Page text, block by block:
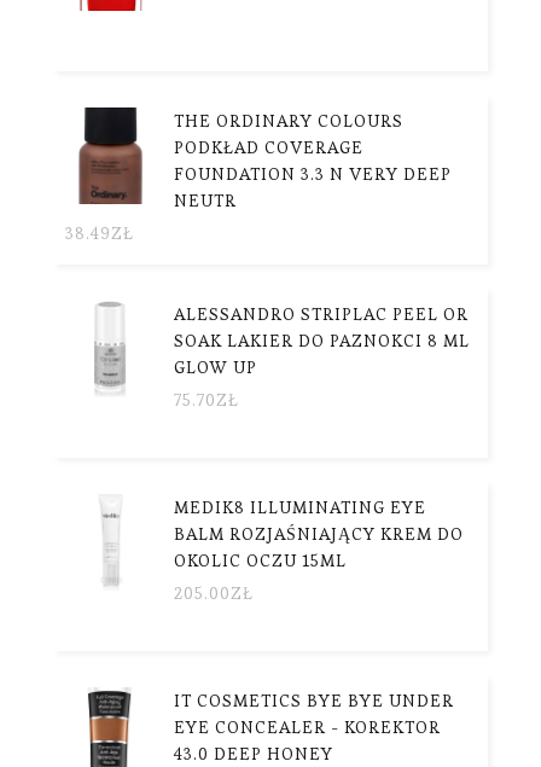
THE ORDINARY COLOURS
PODKŁAD COVERAGE
FOUNDATION 3.3 N VERY DEEP
NEUTR
38.49ZŁ
ALESSANDRO STRIPLAC PEEL OR
SOAK LAKIER DO PAZNOKCI 8 ML
GLOW UP
75.70ZŁ
MEDIK8 ILLUMINATING EYE
BALM ROZJAŚNIAJĄCY KREM DO
OKOLIC OCZU 15ML
205.00ZŁ
IT COSMETICS BYE BYE UNDER
EYE CONCEALER - KOREKTOR
43.0 DEEP HONEY